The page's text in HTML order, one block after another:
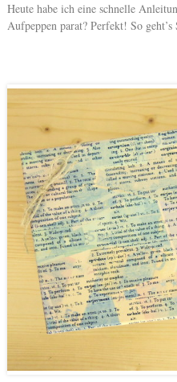
Heute habe ich eine schnelle
Aufpeppen parat? Perfekt! So